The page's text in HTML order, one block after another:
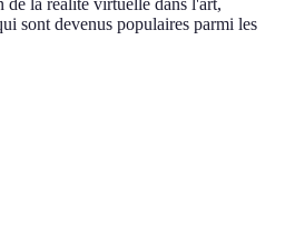
la réalité virtuelle dans l'art,
sont devenus populaires parmi les